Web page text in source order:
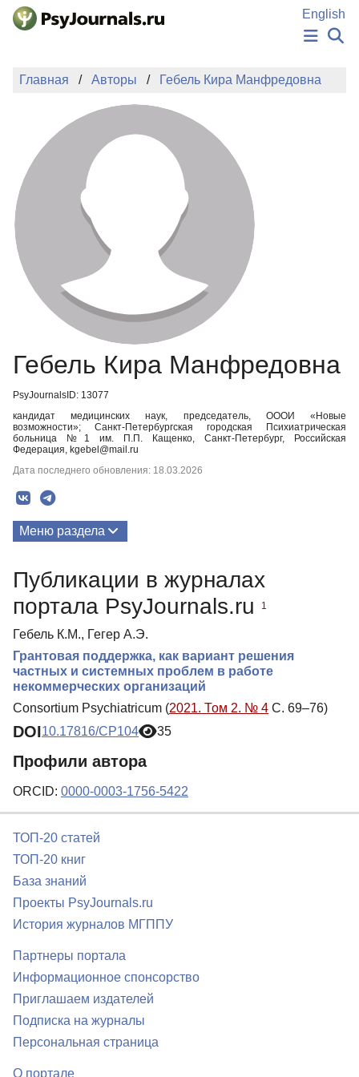
Перейти к основному содержанию
English
НОВОСТИ
АВТОРЫ
ПОДАТЬ РУКОПИСЬ
БАЗА ЗНАНИЙ
КЛЮЧЕВЫЕ СЛОВА
Регистрация
Главная Авторы Гебель Кира Манфредовна
Гебель Кира Манфредовна
PsyJournalsID: 13077
кандидат медицинских наук, председатель, ОООИ «Новые
возможности»; Санкт-Петербургская городская Психиатрическая
больница №1 им. П.П. Кащенко, Санкт-Петербург, Российская
Федерация, kgebel@mail.ru
Дата последнего обновления: 18.03.2026
Меню раздела
Публикации в журналах
портала PsyJournals.ru
1
Гебель К.М., Гегер А.Э.
Грантовая поддержка, как вариант решения
частных и системных проблем в работе
некоммерческих организаций
Consortium Psychiatricum (2021. Том 2. № 4 С. 69–76)
DOI10.17816/CP104 35
Профили автора
ORCID: 0000-0003-1756-5422
ТОП-20 статей
ТОП-20 книг
База знаний
Проекты PsyJournals.ru
История журналов МГППУ
Партнеры портала
Информационное спонсорство
Приглашаем издателей
Подписка на журналы
Персональная страница
О портале